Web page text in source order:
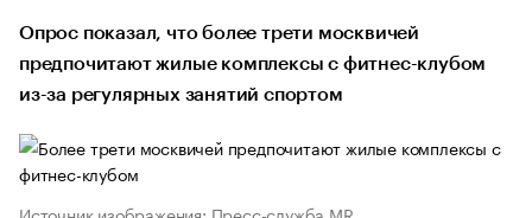
Опрос показал, что более трети москвичей
предпочитают жилые комплексы с фитнес-клубом
из-за регулярных занятий спортом